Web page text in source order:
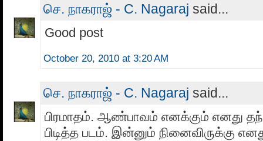
செ. நாகராஜ் - C. Nagaraj said...
Good post
October 20, 2010 at 3:20 AM
செ. நாகராஜ் - C. Nagaraj said...
பிரமாதம். ஆண்பாவம் எனக்கும் எனது
பிடித்த படம். இன்னும் நினைவிருக்கு